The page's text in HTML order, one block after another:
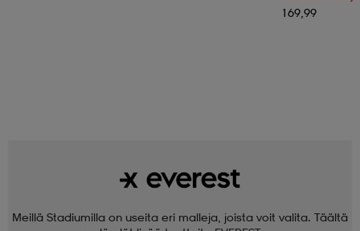
169,99
Meillä Stadiumilla on useita eri malleja, joista voit valita. Täältä